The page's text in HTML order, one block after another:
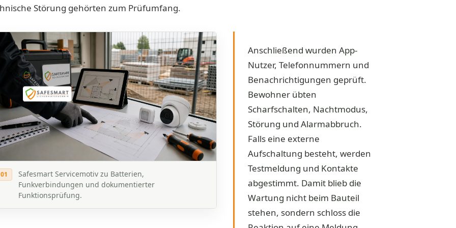
Störung gehörten zum Prüfumfang.
01
Safesmart Servicemotiv zu Batterien,
Funkverbindungen und dokumentierter
Funktionsprüfung.
Anschließend wurden App-
Nutzer, Telefonnummern und
Benachrichtigungen geprüft.
Bewohner übten
Scharfschalten, Nachtmodus,
Störung und Alarmabbruch.
Falls eine externe
Aufschaltung besteht, werden
Testmeldung und Kontakte
abgestimmt. Damit blieb die
Wartung nicht beim Bauteil
stehen, sondern schloss die